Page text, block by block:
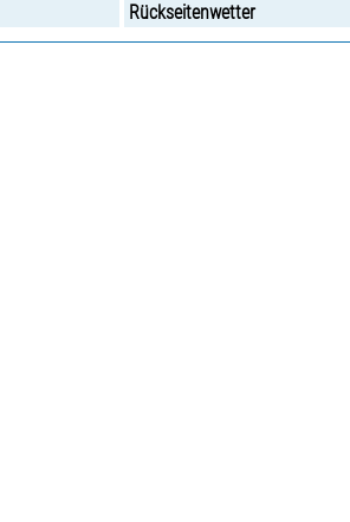
Rückseitenwetter